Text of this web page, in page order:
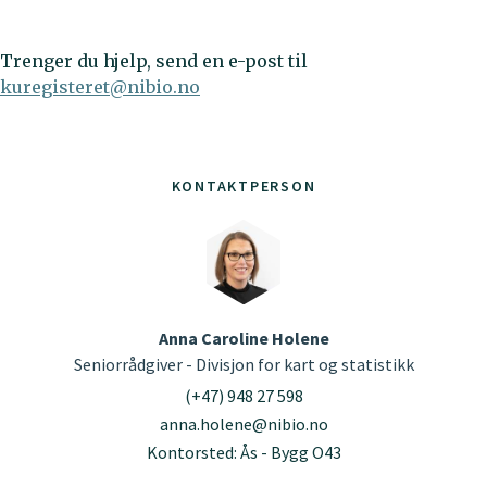
KONTAKTPERSON
Anna Caroline Holene
Seniorrådgiver - Divisjon for kart og statistikk
(+47) 948 27 598
anna.holene@nibio.no
Kontorsted: Ås - Bygg O43
Trenger du hjelp, send en e-post til
kuregisteret@nibio.no